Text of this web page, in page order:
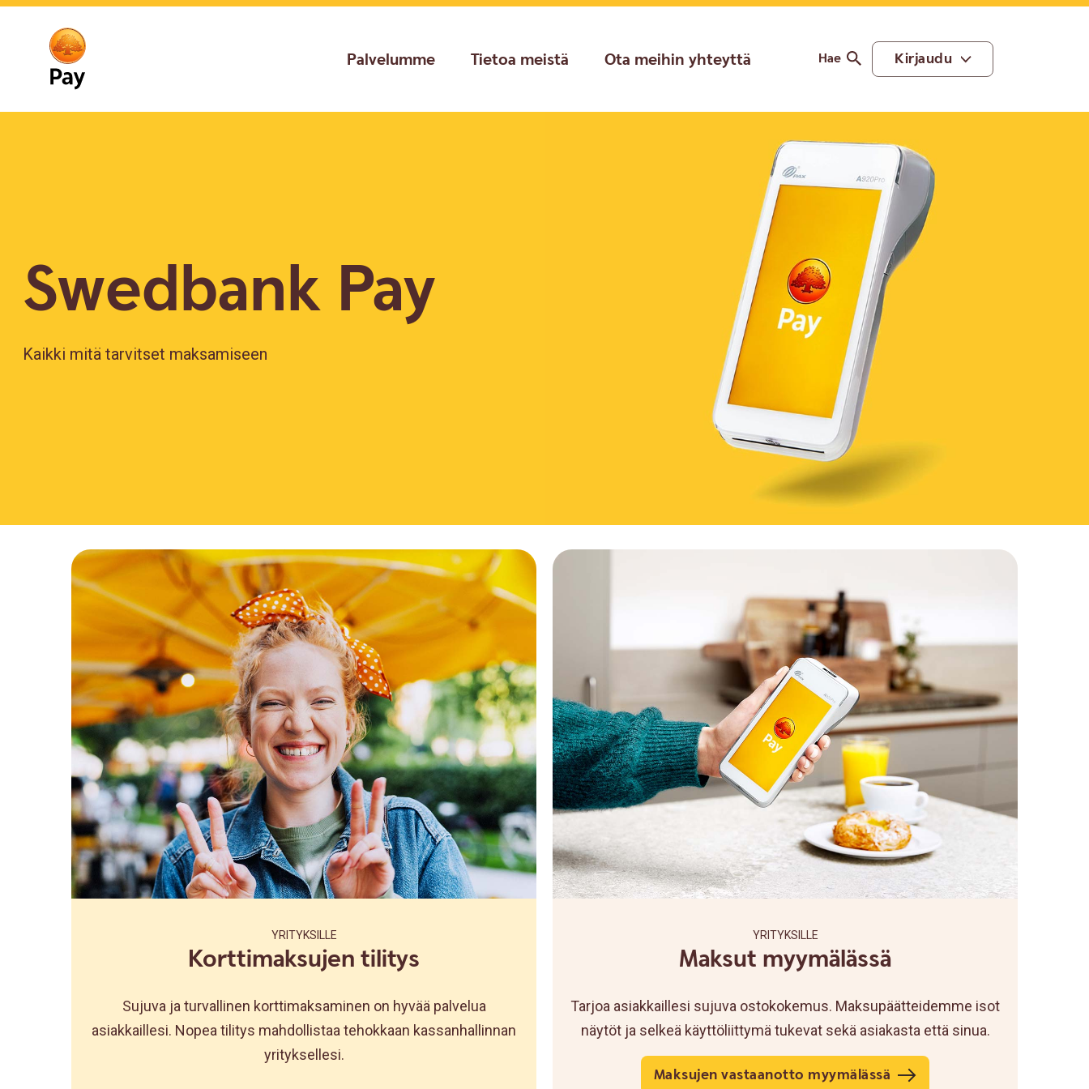
Go
navigation
Skip
Palvelumme Tietoa meistä Ota meihin yhteyttä Hae Kirjaudu
Swedbank Pay
Kaikki mitä tarvitset maksamiseen
YRITYKSILLE
Korttimaksujen tilitys
Sujuva ja turvallinen korttimaksaminen on hyvää palvelua
asiakkaillesi. Nopea tilitys mahdollistaa tehokkaan kassanhallinnan
yrityksellesi.
YRITYKSILLE
Maksut myymälässä
Tarjoa asiakkaillesi sujuva ostokokemus. Maksupäätteidemme isot
näytöt ja selkeä käyttöliittymä tukevat sekä asiakasta että sinua.
Maksujen vastaanotto myymälässä